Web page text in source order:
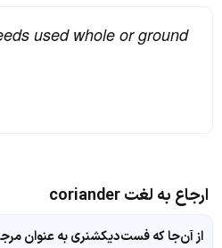
used whole or ground
ارجاع به لغت coriander
از آن‌جا که فست‌دیکشنری به عنوان